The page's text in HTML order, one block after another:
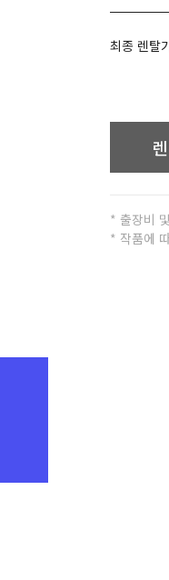
최종 렌탈
* 출장비
* 작품에